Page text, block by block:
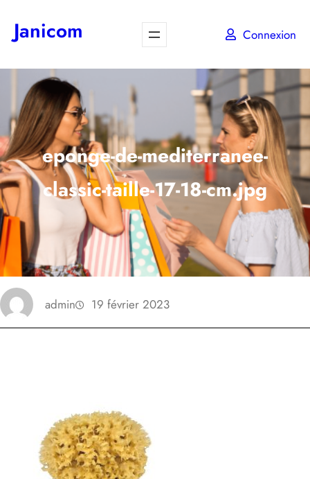
Janicom Connexion
eponge-de-mediterranee-
classic-taille-17-18-cm.jpg
admin 19 février 2023